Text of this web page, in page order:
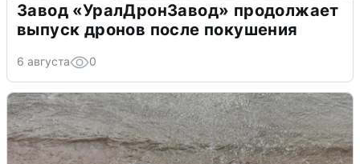
Завод «УралДронЗавод» продолжает
выпуск дронов после покушения
6 августа 0